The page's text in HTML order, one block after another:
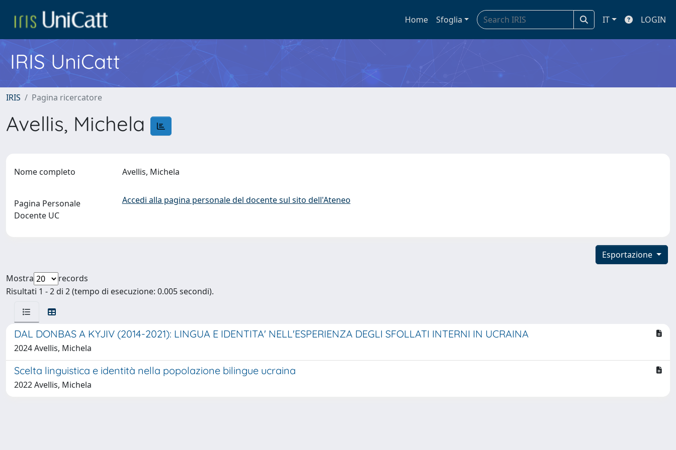
Home Sfoglia IT LOGIN
IRIS UniCatt
IRIS Pagina ricercatore
Avellis, Michela
Nome completo Avellis, Michela
Pagina Personale
Docente UC
Accedi alla pagina personale del docente sul sito dell'Ateneo
Esportazione
Mostra
records
Risultati 1 - 2 di 2 (tempo di esecuzione: 0.005 secondi).
DAL DONBAS A KYJIV (2014-2021): LINGUA E IDENTITA' NELL'ESPERIENZA DEGLI SFOLLATI INTERNI IN UCRAINA
2024 Avellis, Michela
Scelta linguistica e identità nella popolazione bilingue ucraina
2022 Avellis, Michela